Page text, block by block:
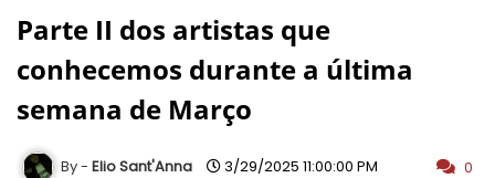
Parte II dos artistas que
conhecemos durante a última
semana de Março
Elio Sant'Anna 3/29/2025 11:00:00 PM 0